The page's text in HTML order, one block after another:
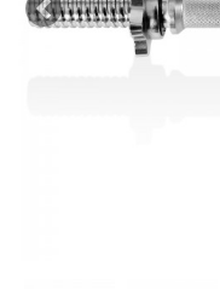
Previous